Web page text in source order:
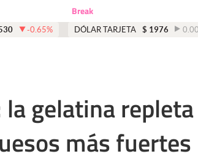
Break
-0.65% DÓLAR TARJETA $ 1976 0.00
gelatina
más fuertes